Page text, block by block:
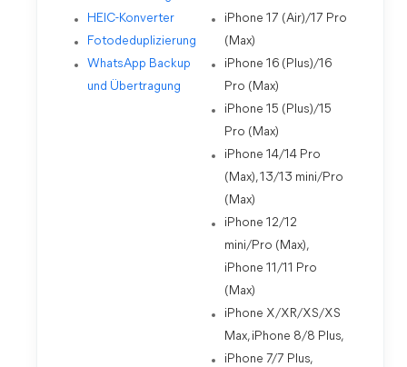
HEIC-Konverter
Fotodeduplizierung
WhatsApp Backup
und Übertragung
iPhone 17 (Air)/17 Pro
(Max)
iPhone 16 (Plus)/16
Pro (Max)
iPhone 15 (Plus)/15
Pro (Max)
iPhone 14/14 Pro
(Max), 13/13 mini/Pro
(Max)
iPhone 12/12
mini/Pro (Max),
iPhone 11/11 Pro
(Max)
iPhone X/XR/XS/XS
Max, iPhone 8/8 Plus,
iPhone 7/7 Plus,